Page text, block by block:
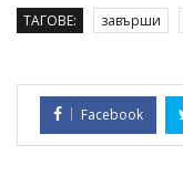
ТАГОВЕ: завърши
Facebook